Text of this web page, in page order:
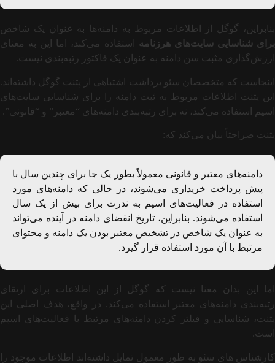
بنابراین، گوگل از اطلاعات مربوط به دامنه‌ها به عنوان یک شاخص
برای شناسایی سایت‌های هرزنامه استفاده می‌کند، اما این به معنای
ارزش‌گذاری مثبت سن دامنه به عنوان یک فاکتور رتبه‌بندی نیست.
اینجاست که متخصصان سئو برداشت اشتباهی از پتنت گوگل داشته‌اند.
این پتنت اطلاعات مربوط به ثبت دامنه را برای شناسایی سایت‌های
اسپم استفاده می‌کند، نه برای رتبه‌بندی دامنه‌های “معتبر” و “قانونی”.
پتنت صراحتاً بیان می‌کند که:
دامنه‌های معتبر و قانونی معمولاً بطور یک جا برای چندین سال با
پیش پرداخت خریداری می‌شوند، در حالی که دامنه‌های مورد
استفاده در فعالیت‌های اسپم به ندرت برای بیش از یک سال
استفاده می‌شوند. بنابراین، تاریخ انقضای دامنه در آینده می‌تواند
به عنوان یک شاخص در تشخیص معتبر بودن یک دامنه و محتوای
مرتبط با آن مورد استفاده قرار گیرد.
اما این بدان معنا نیست که گوگل از این اطلاعات برای ارتقای
رتبه‌بندی دامنه‌های معتبر استفاده می‌کند. در واقع، هدف اصلی این
پتنت، شناسایی و فیلتر کردن دامنه‌های مرتبط با فعالیت‌های اسپم
است.
کارشناس های سئو به طور معمول تمایل داشته‌اند اطلاعات موجود را